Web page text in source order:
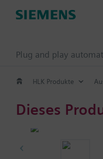
Plug and play
HLK Produkte
Dieses